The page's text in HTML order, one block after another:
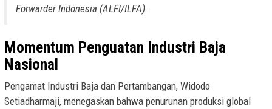
Forwarder Indonesia (ALFI/ILFA).
Momentum Penguatan Industri Baja
Nasional
Pengamat Industri Baja dan Pertambangan, Widodo
Setiadharmaji, menegaskan bahwa penurunan produksi global